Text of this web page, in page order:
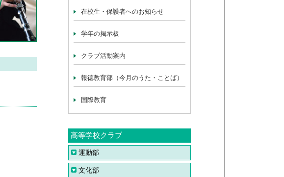
在校生・保護者へのお知らせ
学年の掲示板
クラブ活動案内
報徳教育部（今月のうた・ことば）
国際教育
高等学校クラブ
運動部
文化部